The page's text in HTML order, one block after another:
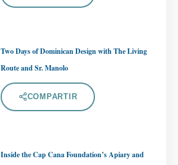
Two Days of Dominican Design with The Living
Route and Sr. Manolo
COMPARTIR
Inside the Cap Cana Foundation’s Apiary and